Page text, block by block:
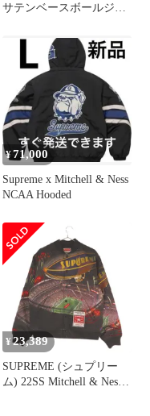
サテンベースボールジャ
¥71,000
Supreme x Mitchell & Ness
NCAA Hooded
¥ 23,389
SUPREME (シュプリー
ム) 22SS Mitchell & Ness